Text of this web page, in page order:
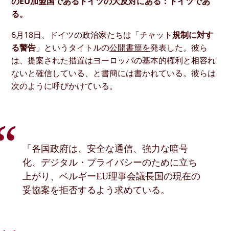
る。
6月18日、ドイツの政治家たちは「チャット規制に対す
る警告」というタイトルの公開書簡を発表した。彼ら
は、提案された措置はヨーロッパの基本的権利と相容れ
ないと確信している、と書簡には書かれている。彼らは
次のように呼びかけている。
「各国政府は、安全な通信、強力な暗号
化、デジタル・プライバシーのために立ち
上がり、ベルギーEU理事会議長国の現在の
妥協案を拒否するよう求めている。